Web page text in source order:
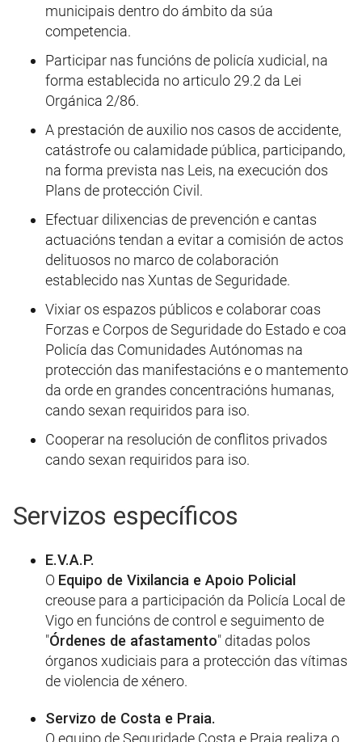
municipais dentro do ámbito da súa
competencia.
Participar nas funcións de policía xudicial, na
forma establecida no articulo 29.2 da Lei
Orgánica 2/86.
A prestación de auxilio nos casos de accidente,
catástrofe ou calamidade pública, participando,
na forma prevista nas Leis, na execución dos
Plans de protección Civil.
Efectuar dilixencias de prevención e cantas
actuacións tendan a evitar a comisión de actos
delituosos no marco de colaboración
establecido nas Xuntas de Seguridade.
Vixiar os espazos públicos e colaborar coas
Forzas e Corpos de Seguridade do Estado e coa
Policía das Comunidades Autónomas na
protección das manifestacións e o mantemento
da orde en grandes concentracións humanas,
cando sexan requiridos para iso.
Cooperar na resolución de conflitos privados
cando sexan requiridos para iso.
Servizos específicos
E.V.A.P.
O Equipo de Vixilancia e Apoio Policial
creouse para a participación da Policía Local de
Vigo en funcións de control e seguimento de
"Órdenes de afastamento" ditadas polos
órganos xudiciais para a protección das vítimas
de violencia de xénero.
Servizo de Costa e Praia.
O equipo de Seguridade Costa e Praia realiza o